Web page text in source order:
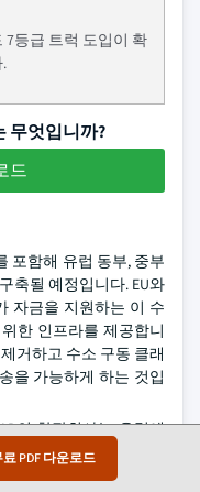
PDF 다운로드
7등급 트럭 도입이 확
무엇입니까?
드
포함해 유럽 동부, 중부
축될 예정입니다. EU와
자금을 지원하는 이 수
한 인프라를 제공합니
거하고 수소 구동 클래
을 가능하게 하는 것입
의 합작회사는 유럽에
럭 배송 시스템과 인접
입니다.